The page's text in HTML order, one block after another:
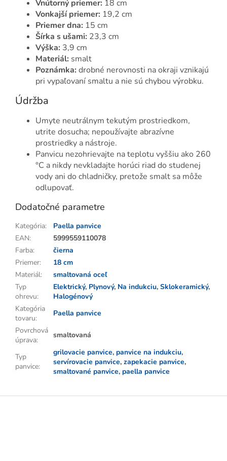
Vnútorný priemer: 18 cm
Vonkajší priemer: 19,2 cm
Priemer dna: 15 cm
Šírka s ušami: 23,3 cm
Výška: 3,9 cm
Materiál: smalt
Poznámka: drobné nerovnosti na okraji vznikajú
pri vypaľovaní smaltu a nie sú chybou výrobku.
Údržba
Umyte neutrálnym tekutým prostriedkom,
utrite dosucha; nepoužívajte abrazívne
prostriedky a nástroje.
Panvicu nezohrievajte na teplotu vyššiu ako 260
°C a nikdy nevkladajte horúci riad do studenej
vody ani do chladničky, pretože smalt sa môže
odlupovať.
Dodatočné parametre
Kategória:
Paella panvice
EAN:
5999559110078
Farba:
čierna
Priemer:
18 cm
Materiál:
smaltovaná oceľ
Typ
ohrevu:
Elektrický, Plynový, Na indukciu, Sklokeramický,
Halogénový
Kategória
tovaru:
Paella panvice
Povrchová
úprava:
smaltovaná
Typ
panvice:
grilovacie panvice, panvice na indukciu,
servírovacie panvice, zapekacie panvice,
smaltované panvice, paella panvice
Z